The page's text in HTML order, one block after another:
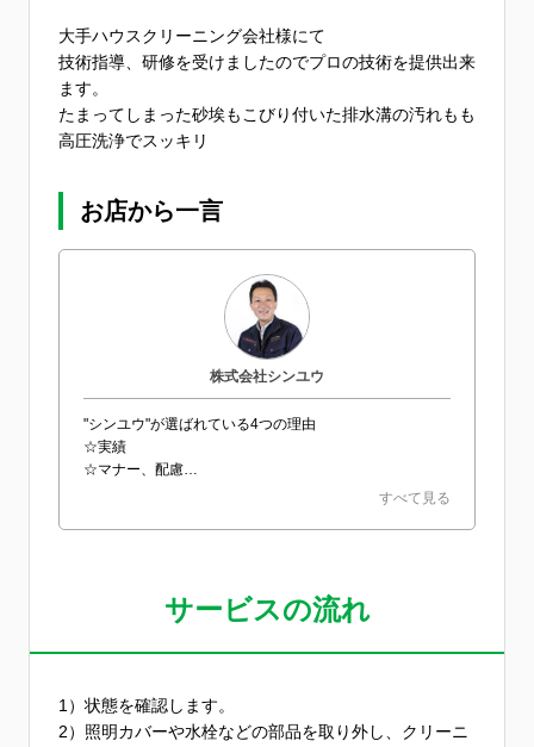
大手ハウスクリーニング会社様にて
技術指導、研修を受けましたのでプロの技術を提供出来
ます。
たまってしまった砂埃もこびり付いた排水溝の汚れもも
高圧洗浄でスッキリ
お店から一言
株式会社シンユウ
"シンユウ"が選ばれている4つの理由
☆実績
☆マナー、配慮
すべて見る
サービスの流れ
1）状態を確認します。
2）照明カバーや水栓などの部品を取り外し、クリーニ